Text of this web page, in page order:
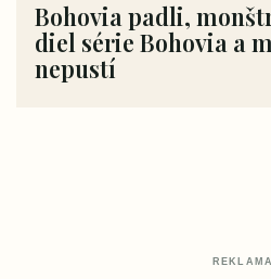
Bohovia padli,
diel série Bohovia a
nepustí
REKLAMA